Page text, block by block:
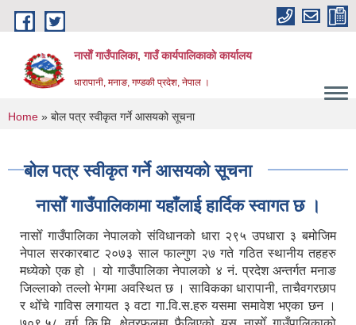
Skip to main content
नासाेँ गाउँपालिका, गाउँ कार्यपालिकाकाे कार्यालय
धारापानी, मनाङ, गण्डकी प्रदेश, नेपाल ।
You are here
Home » बोल पत्र स्वीकृत गर्ने आसयको सूचना
बोल पत्र स्वीकृत गर्ने आसयको सूचना
नासाेँ गाउँपालिकामा यहाँलाई हार्दिक स्वागत छ ।
नासोँ गाउँपालिका नेपालको संविधानको धारा २९५ उपधारा ३ बमोजिम
नेपाल सरकारबाट २०७३ साल फाल्गुण २७ गते गठित स्थानीय तहहरु
मध्येको एक हो । यो गाउँपालिका नेपालको ४ नं. प्रदेश अन्तर्गत मनाङ
जिल्लाको तल्लो भेगमा अवस्थित छ । साविकका धारापानी‚ ताचैवगरछाप
र थोँचे गाविस लगायत ३ वटा गा.वि.स.हरु यसमा समावेश भएका छन ।